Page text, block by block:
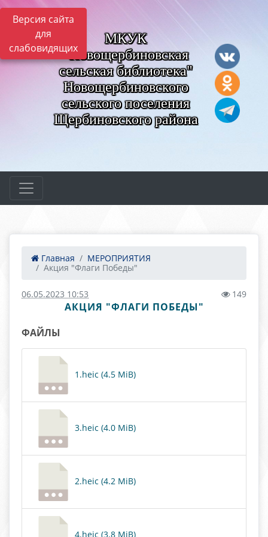
Версия сайта
для
слабовидящих
МКУК
"Новощербиновская
сельская библиотека"
Новощербиновского
сельского поселения
Щербиновского района
Главная
МЕРОПРИЯТИЯ
Акция "Флаги Победы"
06.05.2023 10:53 149
АКЦИЯ "ФЛАГИ ПОБЕДЫ"
ФАЙЛЫ
1.heic (4.5 MiB)
3.heic (4.0 MiB)
2.heic (4.2 MiB)
4.heic (3.8 MiB)